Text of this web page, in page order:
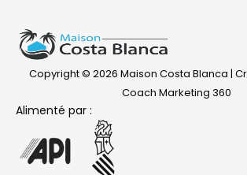
Copyright © 2026 Maison Costa Blanca |
Coach Marketing 360
Alimenté par :